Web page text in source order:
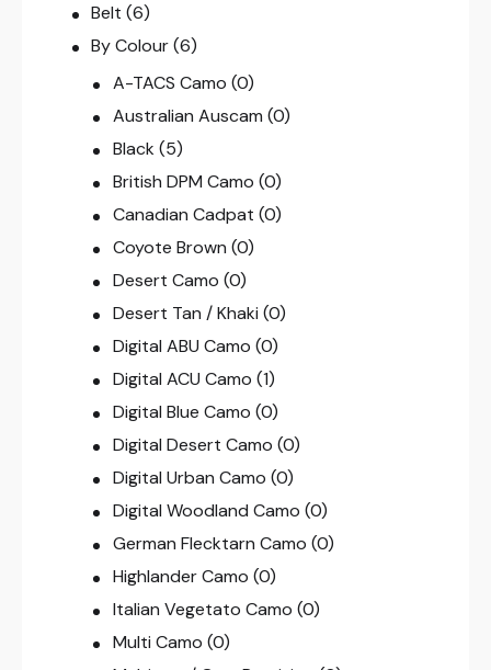
Belt (6)
By Colour (6)
A-TACS Camo (0)
Australian Auscam (0)
Black (5)
British DPM Camo (0)
Canadian Cadpat (0)
Coyote Brown (0)
Desert Camo (0)
Desert Tan / Khaki (0)
Digital ABU Camo (0)
Digital ACU Camo (1)
Digital Blue Camo (0)
Digital Desert Camo (0)
Digital Urban Camo (0)
Digital Woodland Camo (0)
German Flecktarn Camo (0)
Highlander Camo (0)
Italian Vegetato Camo (0)
Multi Camo (0)